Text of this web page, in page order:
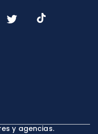
y agencias.